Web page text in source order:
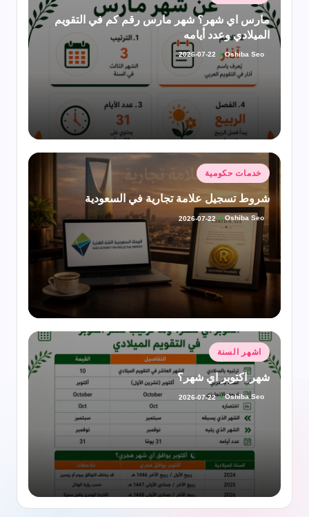
في
مارس اي شهر؟ شهر مارس رقم كم في التقويم
الميلادي وعدد أيامه
تمّ
بواسطة
Oshiba Seo
2026-07-22
نُشرخدمات حكومية
شروط تسجيل علامة تجارية في السعودية
تمّ
بواسطة
Oshiba Seo
2026-07-22
نُشر
في
اشهر السنة
شهر اكتوبر اي شهر؟
تمّ
النشر
بواسطة
Oshiba Seo
2026-07-22